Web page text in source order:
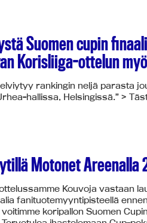
Suomen cupin
Korisliiga-ottelun
rankingin neljä parasta
hallissa, Helsingissä.” >
Motonet Areenalla
Kouvoja vastaan
fanituotemyyntipisteellä
koripallon Suomen